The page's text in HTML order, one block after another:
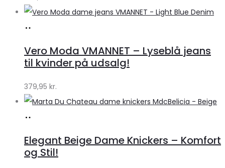
Klædeskabet.dk
Vero Moda VMANNET – Lyseblå jeans
til kvinder på udsalg!
379,95 kr.
Klædeskabet.dk
Elegant Beige Dame Knickers – Komfort
og Stil!